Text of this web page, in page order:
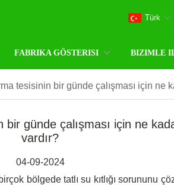
FABRIKA GÖSTERISI BIZIMLE
Türk
tesisinin bir günde çalışması için ne
bir günde çalışması için ne
vardır?
04-09-2024
bölgede tatlı su kıtlığı sorununu